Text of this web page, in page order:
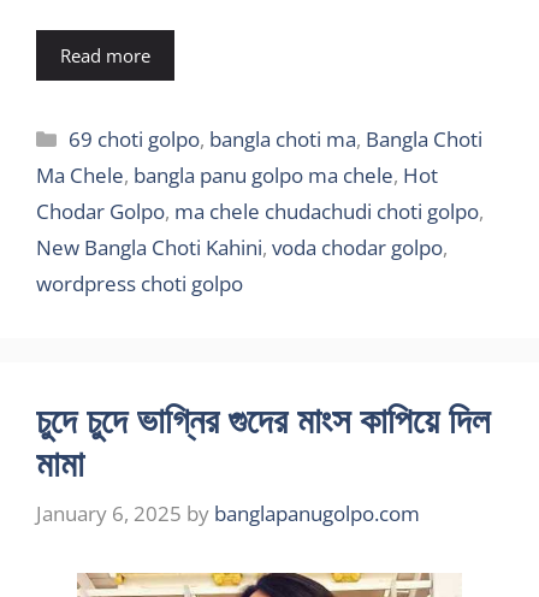
Read more
Categories
69 choti golpo, bangla choti ma, Bangla Choti
Ma Chele, bangla panu golpo ma chele, Hot
Chodar Golpo, ma chele chudachudi choti golpo,
New Bangla Choti Kahini, voda chodar golpo,
wordpress choti golpo
চুদে চুদে ভাগ্নির গুদের মাংস কাপিয়ে দিল
মামা
January 6, 2025 by banglapanugolpo.com